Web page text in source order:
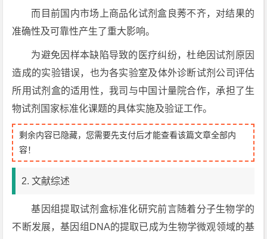
而目前国内市场上商品化试剂盒良莠不齐，对结果的
准确性及可靠性产生了重大影响。
为避免因样本缺陷导致的医疗纠纷，杜绝因试剂原因
造成的实验错误，也为各实验室及体外诊断试剂公司评估
所用试剂盒的适用性，我司与中国计量院合作，承担了生
物试剂国家标准化课题的具体实施及验证工作。
剩余内容已隐藏，您需要先支付后才能查看该篇文章全部内
容！
2. 文献综述
基因组提取试剂盒标准化研究前言随着分子生物学的
不断发展，基因组DNA的提取已成为生物学微观领域的基